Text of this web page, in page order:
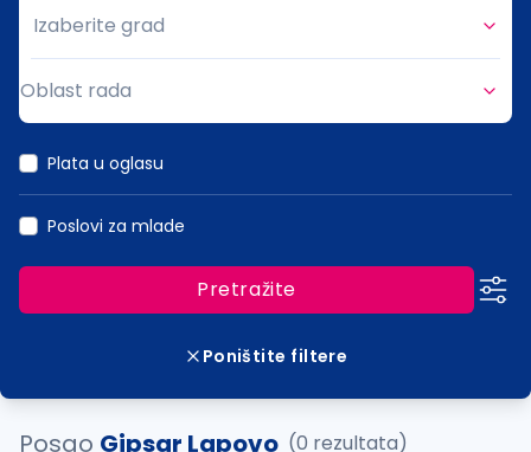
Grad
Izaberite grad
Oblast rada
Plata u oglasu
Poslovi za mlade
Pretražite
Poništite filtere
Posao Gipsar Lapovo (0 rezultata)